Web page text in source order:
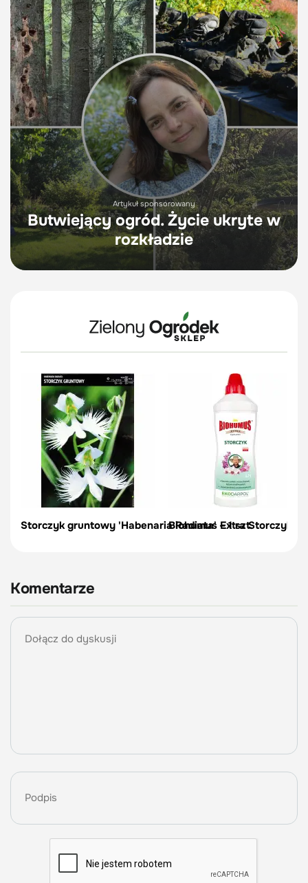
Artykuł sponsorowany
Butwiejący ogród. Życie ukryte w
rozkładzie
Storczyk gruntowy 'Habenaria Radiata' – 1 szt.
Biohumus Extra Storczyk
Komentarze